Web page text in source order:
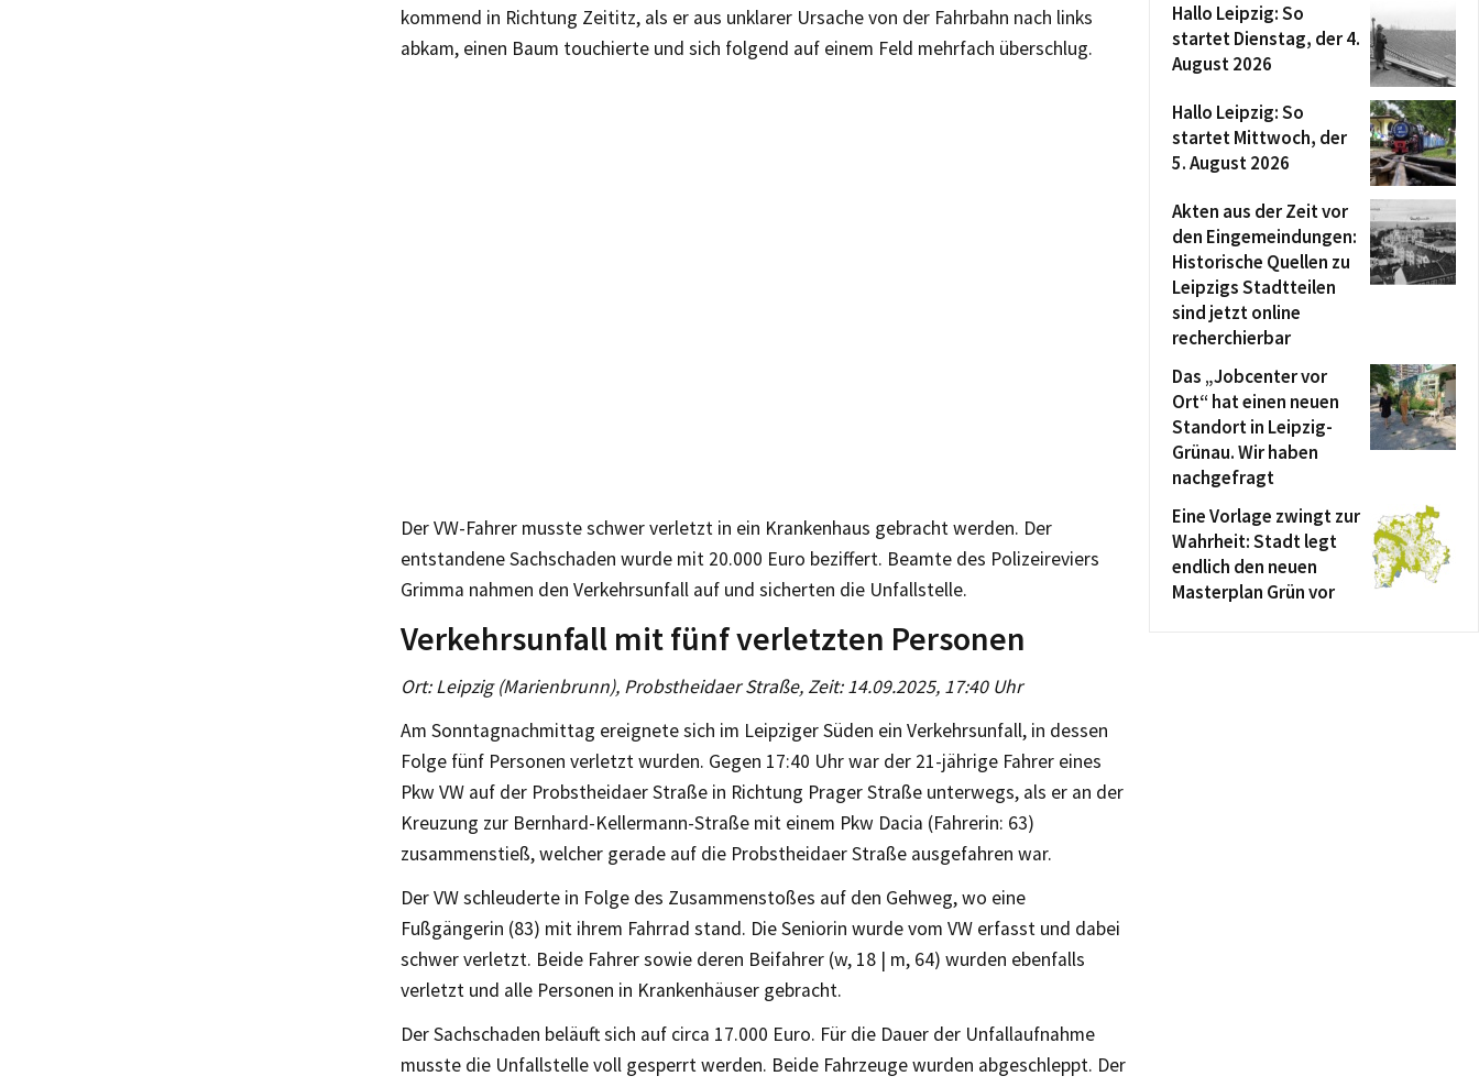
kommend in Richtung Zeititz, als er aus unklarer Ursache von der Fahrbahn nach links
abkam, einen Baum touchierte und sich folgend auf einem Feld mehrfach überschlug.
Der VW-Fahrer musste schwer verletzt in ein Krankenhaus gebracht werden. Der
entstandene Sachschaden wurde mit 20.000 Euro beziffert. Beamte des Polizeireviers
Grimma nahmen den Verkehrsunfall auf und sicherten die Unfallstelle.
Verkehrsunfall mit fünf verletzten Personen
Ort: Leipzig (Marienbrunn), Probstheidaer Straße, Zeit: 14.09.2025, 17:40 Uhr
Am Sonntagnachmittag ereignete sich im Leipziger Süden ein Verkehrsunfall, in dessen
Folge fünf Personen verletzt wurden. Gegen 17:40 Uhr war der 21-jährige Fahrer eines
Pkw VW auf der Probstheidaer Straße in Richtung Prager Straße unterwegs, als er an der
Kreuzung zur Bernhard-Kellermann-Straße mit einem Pkw Dacia (Fahrerin: 63)
zusammenstieß, welcher gerade auf die Probstheidaer Straße ausgefahren war.
Der VW schleuderte in Folge des Zusammenstoßes auf den Gehweg, wo eine
Fußgängerin (83) mit ihrem Fahrrad stand. Die Seniorin wurde vom VW erfasst und dabei
schwer verletzt. Beide Fahrer sowie deren Beifahrer (w, 18 | m, 64) wurden ebenfalls
verletzt und alle Personen in Krankenhäuser gebracht.
Der Sachschaden beläuft sich auf circa 17.000 Euro. Für die Dauer der Unfallaufnahme
musste die Unfallstelle voll gesperrt werden. Beide Fahrzeuge wurden abgeschleppt. Der
Hallo Leipzig: So
startet Dienstag, der 4.
August 2026
Hallo Leipzig: So
startet Mittwoch, der
5. August 2026
Akten aus der Zeit vor
den Eingemeindungen:
Historische Quellen zu
Leipzigs Stadtteilen
sind jetzt online
recherchierbar
Das „Jobcenter vor
Ort“ hat einen neuen
Standort in Leipzig-
Grünau. Wir haben
nachgefragt
Eine Vorlage zwingt zur
Wahrheit: Stadt legt
endlich den neuen
Masterplan Grün vor